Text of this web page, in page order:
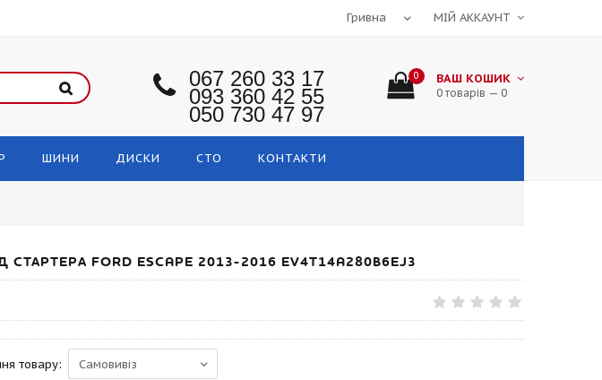
МІЙ АККАУНТ
067 260 33 17
093 360 42 55
050 730 47 97
0 ВАШ КОШИК
0 товарів — 0
ШИНИ ДИСКИ СТО КОНТАКТИ
СТАРТЕРА FORD ESCAPE 2013-2016 EV4T14A280B6EJ3
товару: